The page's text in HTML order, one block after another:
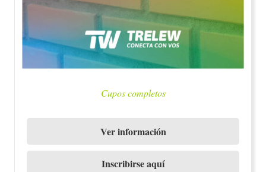
Cupos completos
Ver información
Inscribirse aquí